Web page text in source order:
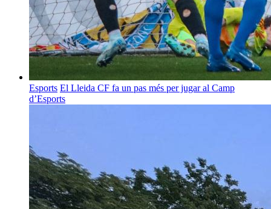
Esports El Lleida CF fa un pas més per jugar al Camp
d’Esports